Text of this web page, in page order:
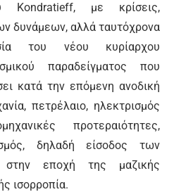
Kondratieff, με κρίσεις,
δυνάμεων, αλλά ταυτόχρονα
του νέου κυρίαρχου
παραδείγματος που
κατά την επόμενη ανοδική
πετρέλαιο, ηλεκτρισμός
προτεραιότητες,
δηλαδή είσοδος των
στην εποχή της μαζικής
ισορροπία.